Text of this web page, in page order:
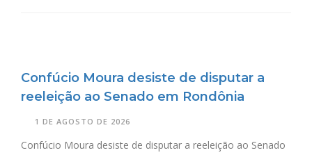
Confúcio Moura desiste de disputar a
reeleição ao Senado em Rondônia
1 DE AGOSTO DE 2026
Confúcio Moura desiste de disputar a reeleição ao Senado